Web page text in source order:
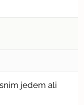
jedem ali